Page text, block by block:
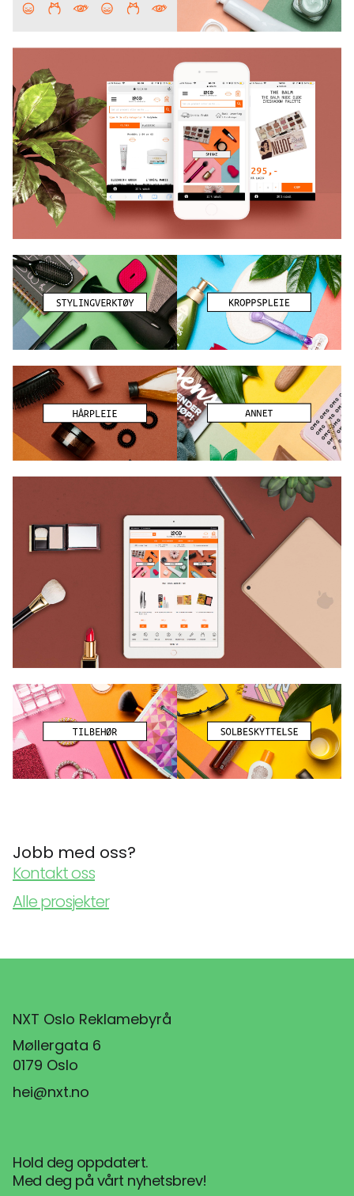
Jobb med oss?
Kontakt oss
Alle prosjekter
NXT Oslo Reklamebyrå
Møllergata 6
0179 Oslo
hei@nxt.no
Hold deg oppdatert.
Med deg på vårt nyhetsbrev!